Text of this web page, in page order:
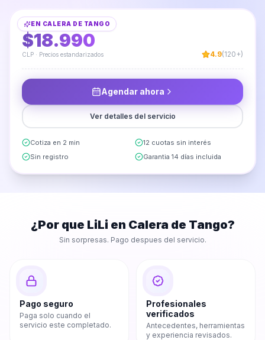
EN CALERA DE TANGO
DESDE
$18.990
CLP · Precios estandarizados 4.9(120+)
Agendar ahora
Ver detalles del servicio
Cotiza en 2 min
12 cuotas sin interés
Sin registro
Garantia 14 días incluida
¿Por que LiLi en Calera de Tango?
Sin sorpresas. Pago despues del servicio.
Pago seguro
Paga solo cuando el
servicio este completado.
Profesionales
verificados
Antecedentes, herramientas
y experiencia revisados.